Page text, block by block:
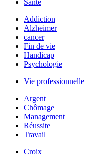
Santé
Addiction
Alzheimer
cancer
Fin de vie
Handicap
Psychologie
Vie professionnelle
Argent
Chômage
Management
Réussite
Travail
Croix